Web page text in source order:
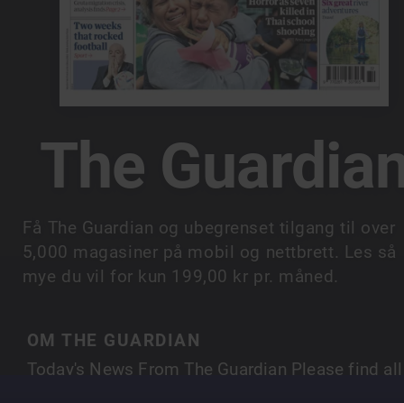
The
Få The Guardian og ubegrenset tilgang til over
5,000 magasiner på mobil og nettbrett. Les så
mye du vil for kun 199,00 kr pr. måned.
OM THE GUARDIAN
Today's News From The Guardian Please find all